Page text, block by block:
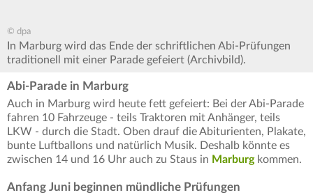
© dpa
In Marburg wird das Ende der schriftlichen Abi-Prüfungen
traditionell mit einer Parade gefeiert (Archivbild).
Abi-Parade in Marburg
Auch in Marburg wird heute fett gefeiert: Bei der Abi-Parade
fahren 10 Fahrzeuge - teils Traktoren mit Anhänger, teils
LKW - durch die Stadt. Oben drauf die Abiturienten, Plakate,
bunte Luftballons und natürlich Musik. Deshalb könnte es
zwischen 14 und 16 Uhr auch zu Staus in Marburgkommen.
Anfang Juni beginnen mündliche Prüfungen